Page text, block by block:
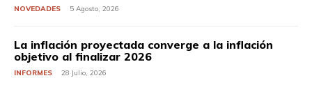
NOVEDADES 5 Agosto, 2026
La inflación proyectada converge a la inflación
objetivo al finalizar 2026
INFORMES 28 Julio, 2026